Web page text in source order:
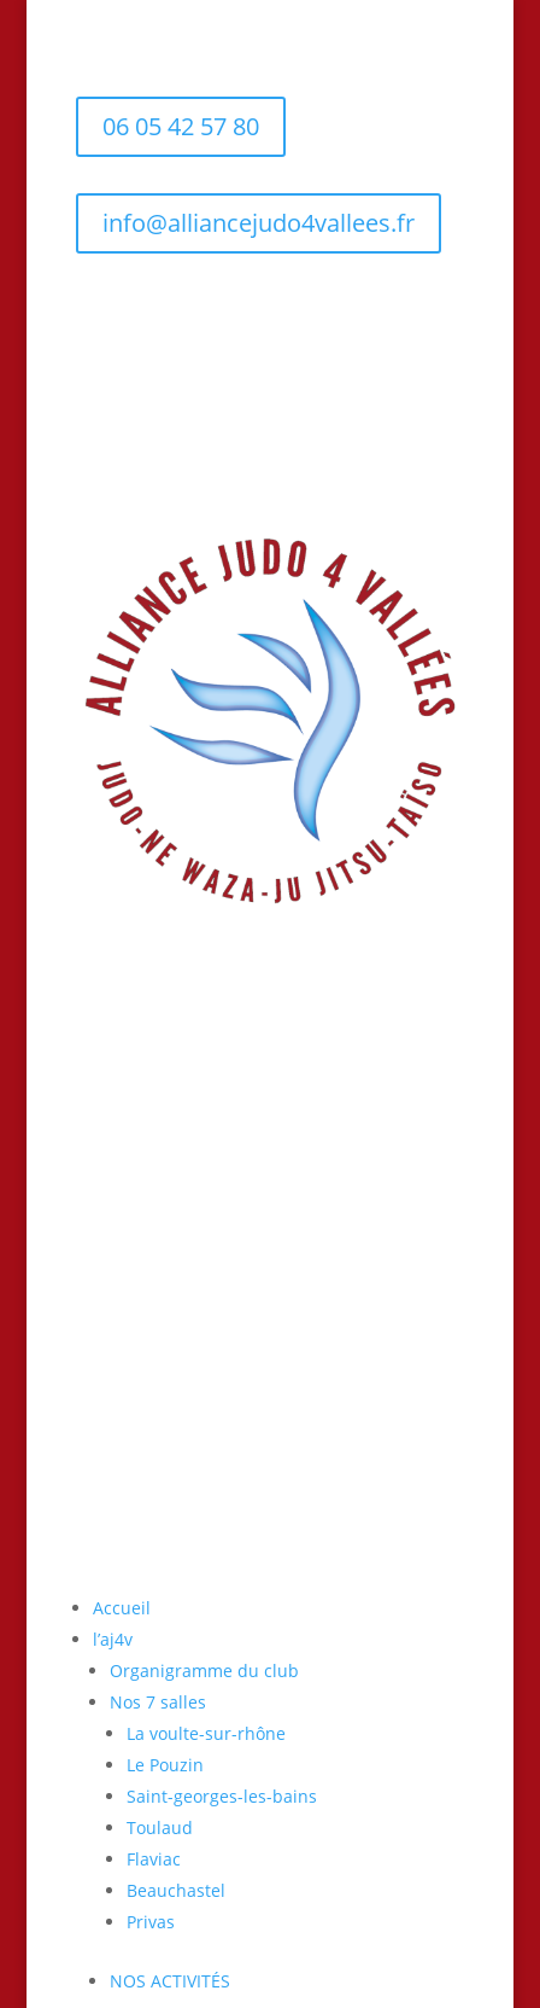
06 05 42 57 80
info@alliancejudo4vallees.fr
Accueil
l’aj4v
Organigramme du club
Nos 7 salles
La voulte-sur-rhône
Le Pouzin
Saint-georges-les-bains
Toulaud
Flaviac
Beauchastel
Privas
NOS ACTIVITÉS